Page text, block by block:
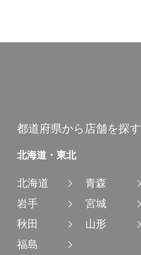
都道府県から店舗を探す
北海道・東北
北海道
青森
岩手
宮城
秋田
山形
福島